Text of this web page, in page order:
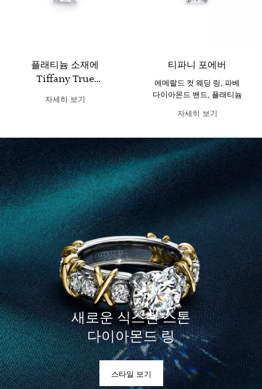
플래티늄 소재에
Tiffany True
다이아몬드가 세팅된
Tiffany True 웨딩 링
자세히 보기
티파니 포에버
에메랄드 컷 웨딩 링, 파베
다이아몬드 밴드, 플래티늄
자세히 보기
새로운 식스틴 스톤
다이아몬드 링
스타일 보기